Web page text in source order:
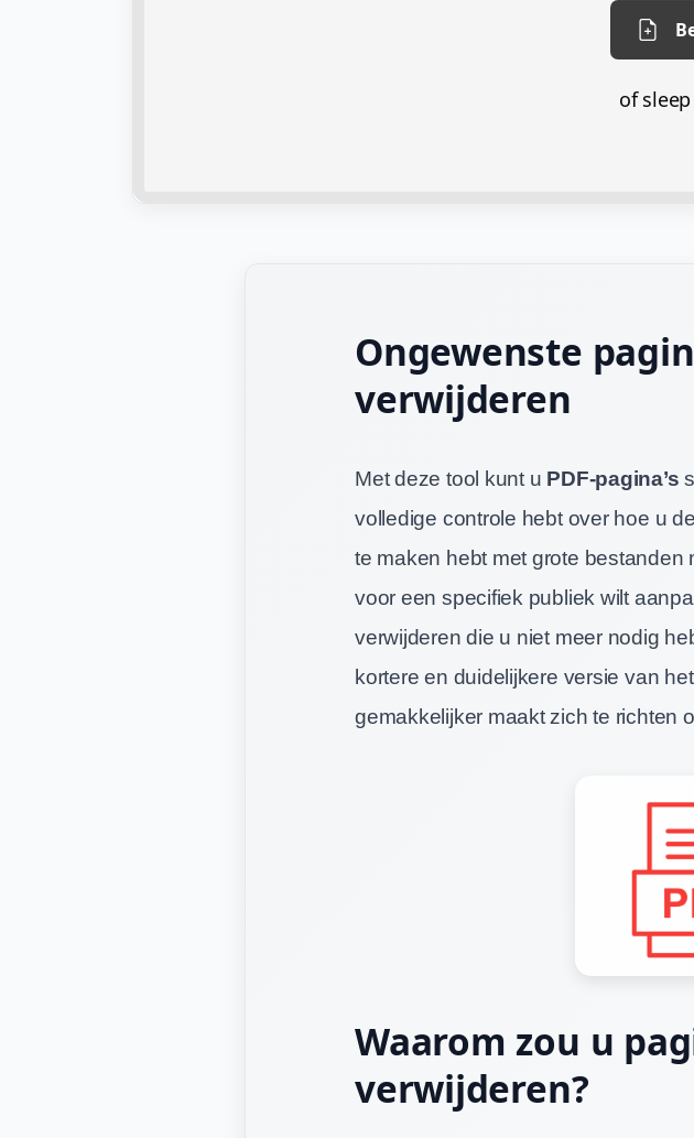
of
Ongewenste
verwijderen
Met deze tool kunt u PDF-pagina’s
volledige controle hebt over hoe u
te maken hebt met grote bestanden
voor een specifiek publiek wilt
verwijderen die u niet meer nodig
kortere en duidelijkere versie van
gemakkelijker maakt zich te richten
Waarom zou u
verwijderen?